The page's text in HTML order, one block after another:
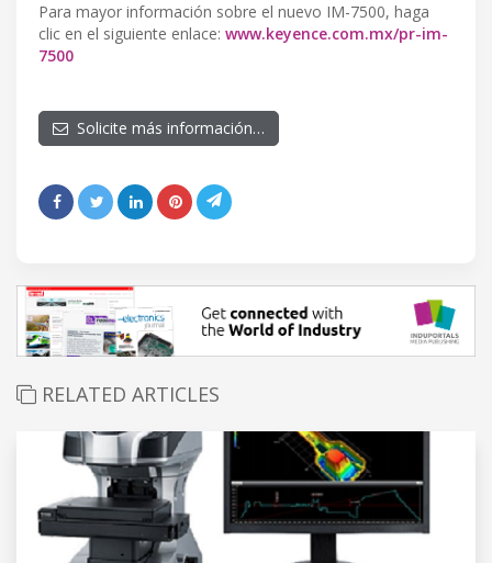
Para mayor información sobre el nuevo IM-7500, haga
clic en el siguiente enlace: www.keyence.com.mx/pr-im-
7500
Solicite más información…
RELATED ARTICLES